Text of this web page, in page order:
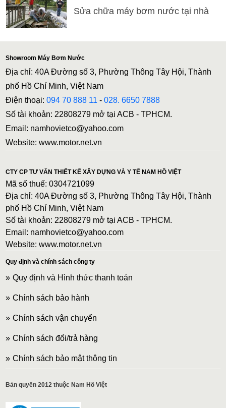
Sửa chữa máy bơm nước tại nhà
Showroom Máy Bơm Nước
Địa chỉ: 40A Đường số 3, Phường Thông Tây Hội, Thành
phố Hồ Chí Minh, Việt Nam
Điện thoại:094 70 888 11 -028. 6650 7888
Số tài khoản: 22808279 mở tại ACB - TPHCM.
Email: namhovietco@yahoo.com
Website: www.motor.net.vn
CTY CP TƯ VẤN THIẾT KẾ XÂY DỰNG VÀ Y TẾ NAM HỒ VIỆT
Mã số thuế: 0304721099
Địa chỉ: 40A Đường số 3, Phường Thông Tây Hội, Thành
phố Hồ Chí Minh, Việt Nam
Số tài khoản: 22808279 mở tại ACB - TPHCM.
Email: namhovietco@yahoo.com
Website: www.motor.net.vn
Quy định và chính sách công ty
Quy định và Hình thức thanh toán
Chính sách bảo hành
Chính sách vận chuyển
Chính sách đổi/trả hàng
Chính sách bảo mật thông tin
Bản quyền 2012 thuộc Nam Hồ Việt